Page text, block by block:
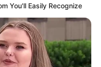
You'll Easily Recognize